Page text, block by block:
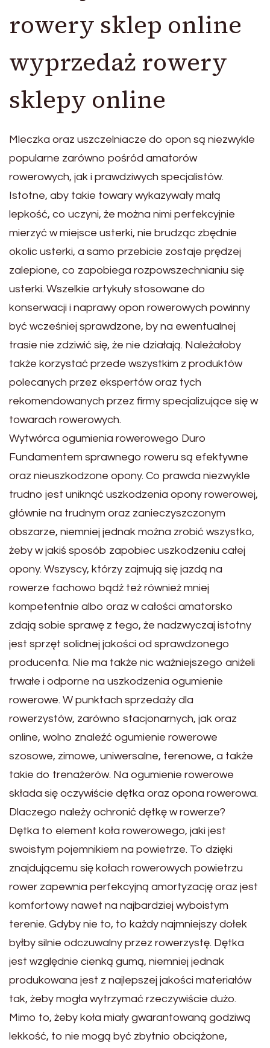
rowery sklep online
wyprzedaż rowery
sklepy online
Mleczka oraz uszczelniacze do opon są niezwykle
popularne zarówno pośród amatorów
rowerowych, jak i prawdziwych specjalistów.
Istotne, aby takie towary wykazywały małą
lepkość, co uczyni, że można nimi perfekcyjnie
mierzyć w miejsce usterki, nie brudząc zbędnie
okolic usterki, a samo przebicie zostaje prędzej
zalepione, co zapobiega rozpowszechnianiu się
usterki. Wszelkie artykuły stosowane do
konserwacji i naprawy opon rowerowych powinny
być wcześniej sprawdzone, by na ewentualnej
trasie nie zdziwić się, że nie działają. Należałoby
także korzystać przede wszystkim z produktów
polecanych przez ekspertów oraz tych
rekomendowanych przez firmy specjalizujące się w
towarach rowerowych.
Wytwórca ogumienia rowerowego Duro
Fundamentem sprawnego roweru są efektywne
oraz nieuszkodzone opony. Co prawda niezwykle
trudno jest uniknąć uszkodzenia opony rowerowej,
głównie na trudnym oraz zanieczyszczonym
obszarze, niemniej jednak można zrobić wszystko,
żeby w jakiś sposób zapobiec uszkodzeniu całej
opony. Wszyscy, którzy zajmują się jazdą na
rowerze fachowo bądź też również mniej
kompetentnie albo oraz w całości amatorsko
zdają sobie sprawę z tego, że nadzwyczaj istotny
jest sprzęt solidnej jakości od sprawdzonego
producenta. Nie ma także nic ważniejszego aniżeli
trwałe i odporne na uszkodzenia ogumienie
rowerowe. W punktach sprzedaży dla
rowerzystów, zarówno stacjonarnych, jak oraz
online, wolno znaleźć ogumienie rowerowe
szosowe, zimowe, uniwersalne, terenowe, a także
takie do trenażerów. Na ogumienie rowerowe
składa się oczywiście dętka oraz opona rowerowa.
Dlaczego należy ochronić dętkę w rowerze?
Dętka to element koła rowerowego, jaki jest
swoistym pojemnikiem na powietrze. To dzięki
znajdującemu się kołach rowerowych powietrzu
rower zapewnia perfekcyjną amortyzację oraz jest
komfortowy nawet na najbardziej wyboistym
terenie. Gdyby nie to, to każdy najmniejszy dołek
byłby silnie odczuwalny przez rowerzystę. Dętka
jest względnie cienką gumą, niemniej jednak
produkowana jest z najlepszej jakości materiałów
tak, żeby mogła wytrzymać rzeczywiście dużo.
Mimo to, żeby koła miały gwarantowaną godziwą
lekkość, to nie mogą być zbytnio obciążone,